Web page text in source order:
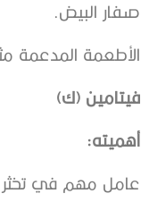
صفار البيض.
الأطعمة المدعمة
فيتامين (ك)
أهميته:
عامل مهم في تخثر